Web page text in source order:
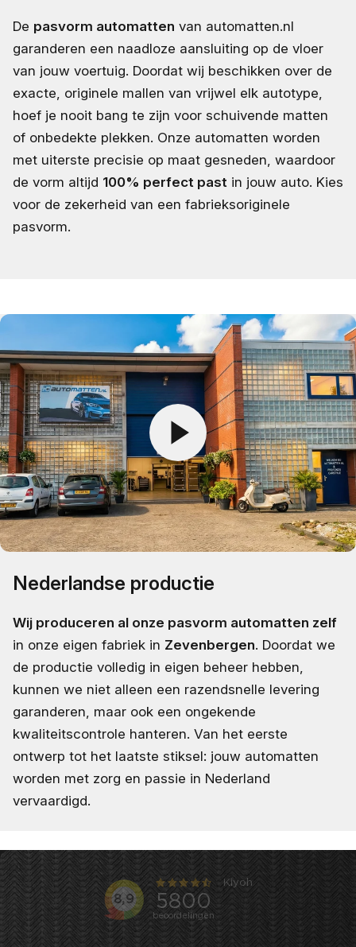
De pasvorm automatten van automatten.nl
garanderen een naadloze aansluiting op de vloer
van jouw voertuig. Doordat wij beschikken over de
exacte, originele mallen van vrijwel elk autotype,
hoef je nooit bang te zijn voor schuivende matten
of onbedekte plekken. Onze automatten worden
met uiterste precisie op maat gesneden, waardoor
de vorm altijd 100% perfect past in jouw auto. Kies
voor de zekerheid van een fabrieksoriginele
pasvorm.
Nederlandse productie
Wij produceren al onze pasvorm automatten zelf
in onze eigen fabriek in Zevenbergen. Doordat we
de productie volledig in eigen beheer hebben,
kunnen we niet alleen een razendsnelle levering
garanderen, maar ook een ongekende
kwaliteitscontrole hanteren. Van het eerste
ontwerp tot het laatste stiksel: jouw automatten
worden met zorg en passie in Nederland
vervaardigd.